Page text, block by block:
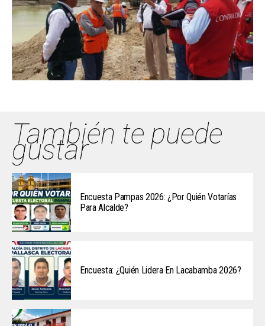
También te puede
gustar
Encuesta Pampas 2026: ¿Por Quién Votarías
Para Alcalde?
Encuesta: ¿Quién Lidera En Lacabamba 2026?